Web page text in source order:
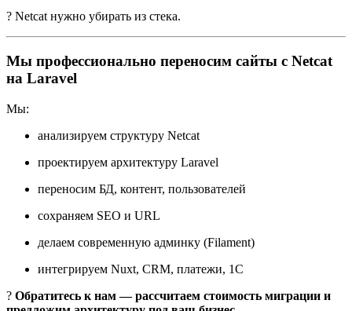
? Netcat нужно убирать из стека.
Мы профессионально переносим сайты с Netcat
на Laravel
Мы:
анализируем структуру Netcat
проектируем архитектуру Laravel
переносим БД, контент, пользователей
сохраняем SEO и URL
делаем современную админку (Filament)
интегрируем Nuxt, CRM, платежи, 1С
? Обратитесь к нам — рассчитаем стоимость миграции и